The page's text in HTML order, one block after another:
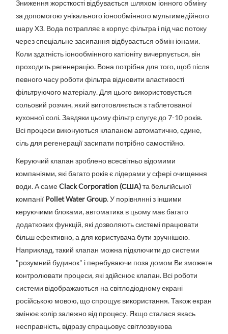
Зниження жорсткості відбувається шляхом іонного обміну
за допомогою унікального іонообмінного мультимедійного
шару X3. Вода потрапляє в корпус фільтра і під час потоку
через спеціальне засипання відбувається обмін іонами.
Коли здатність іонообмінного катіоніту вичерпується, він
проходить регенерацію. Вона потрібна для того, щоб після
певного часу роботи фільтра відновити властивості
фільтруючого матеріалу. Для цього використовується
сольовий розчин, який виготовляється з таблетованої
кухонної солі. Завдяки цьому фільтр слугує до 7-10 років.
Всі процеси виконуються клапаном автоматично, єдине,
сіль для регенерації засипати потрібно самостійно.
Керуючий клапан зроблено всесвітньо відомими
компаніями, які багато років є лідерами у сфері очищення
води. А самеClack Corporation (США)та бельгійської
компанії Pollet Water Group. У порівнянні з іншими
керуючими блоками, автоматика в цьому має багато
додаткових функцій, які дозволяють системі працювати
більш ефективно, а для користувача бути зручнішою.
Наприклад, такий клапан можна підключити до системи
"розумний будинок" і перебуваючи поза домом Ви зможете
контролювати процеси, які здійснює клапан. Всі роботи
системи відображаються на світлодіодному екрані
російською мовою, що спрощує використання. Також екран
змінює колір залежно від процесу. Якщо сталася якась
несправність, відразу спрацьовує світлозвукова